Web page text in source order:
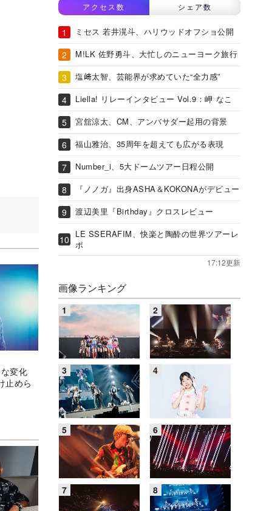
な変化
止めら
アクセス数 シェア数
ミセス 若井滉斗、ハリウッドオフショ公開
M!LK 佐野勇斗、大忙しのニューヨーク旅行
塩﨑太智、芸能界が求めていた“全力感”
Liella! リレーインタビュー Vol.9：岬 なこ
宮舘涼太、CM、アンバサダー起用の背景
福山雅治、35周年を超えても広がる表現
Number_i、5大ドームツアー日程公開
『ノノガ』出身ASHA＆KOKONAがデビュー
渡辺美里『Birthday』クロスレビュー
LE SSERAFIM、快楽と陶酔の世界ツアーレ
ポ
17:12更新
画像ランキング